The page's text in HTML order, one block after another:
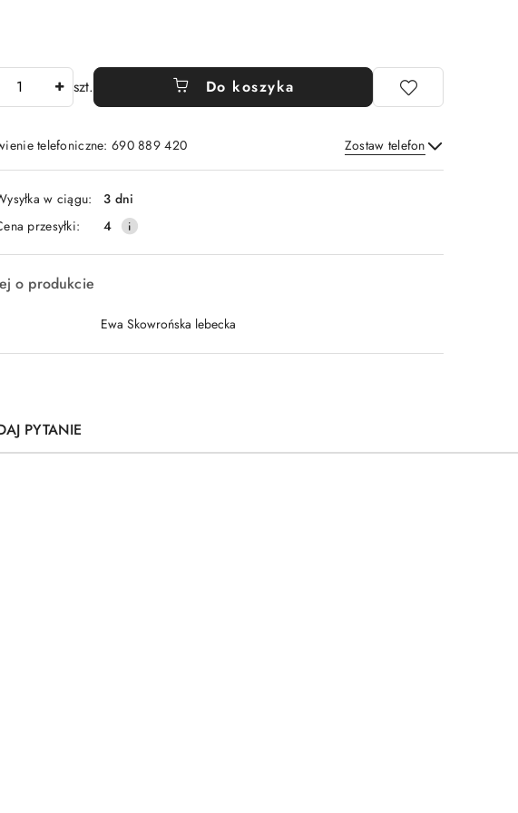
szt. Do koszyka
telefoniczne: 690 889 420 Zostaw telefon
Wyślij
w ciągu:
3 dni
przesyłki:
4
o produkcie
Ewa Skowrońska lebecka
PYTANIE